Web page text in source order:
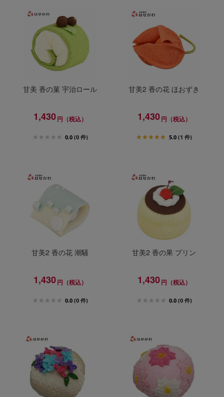
甘美 香の菓 宇治ロール
1,430円（税込）
0.0 (0 件)
甘美2 香の花 ほおずき
1,430円（税込）
5.0 (1 件)
甘美2 香の花 潮騒
1,430円（税込）
0.0 (0 件)
甘美2 香の果 プリン
1,430円（税込）
0.0 (0 件)